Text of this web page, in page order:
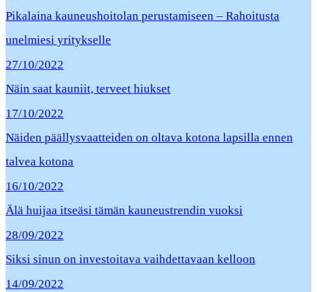
Pikalaina kauneushoitolan perustamiseen – Rahoitusta
unelmiesi yritykselle
27/10/2022
Näin saat kauniit, terveet hiukset
17/10/2022
Näiden päällysvaatteiden on oltava kotona lapsilla ennen
talvea kotona
16/10/2022
Älä huijaa itseäsi tämän kauneustrendin vuoksi
28/09/2022
Siksi sinun on investoitava vaihdettavaan kelloon
14/09/2022